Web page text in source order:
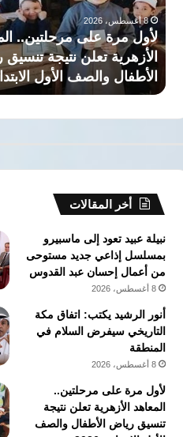
الأزهرية
تعلن
نتيجة
تنسيق
رياض
الأطفال
8 أغسطس، 2026
لأول مرة على مرحلتين..
الأزهرية تعلن نتيجة
الأطفال والصف الأول الابتدائي
أخر المقالات
نبيلة عبيد تعود إلى ماسبيرو
بمسلسل إذاعي جديد مستوحى
من أعمال إحسان عبد القدوس
8 أغسطس، 2026
أنور الرشيد يكتب: اتفاق مكة
التاريخي سيفرض السلام في
المنطقة
8 أغسطس، 2026
لأول مرة على مرحلتين..
المعاهد الأزهرية تعلن نتيجة
تنسيق رياض الأطفال والصف